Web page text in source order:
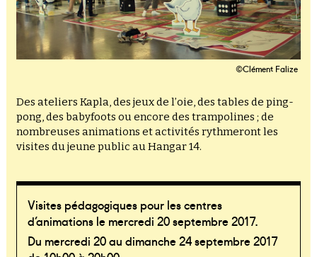
©Clément Falize
Des ateliers Kapla, des jeux de l’oie, des tables de ping-
pong, des babyfoots ou encore des trampolines ; de
nombreuses animations et activités rythmeront les
visites du jeune public au Hangar 14.
Visites pédagogiques pour les centres
d’animations le mercredi 20 septembre 2017.
Du mercredi 20 au dimanche 24 septembre 2017